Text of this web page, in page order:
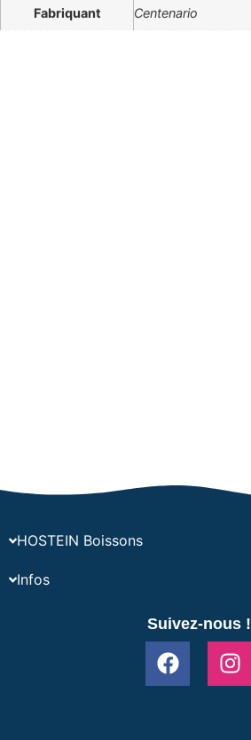
Fabriquant Centenario
HOSTEIN Boissons
Infos
Suivez-nous !